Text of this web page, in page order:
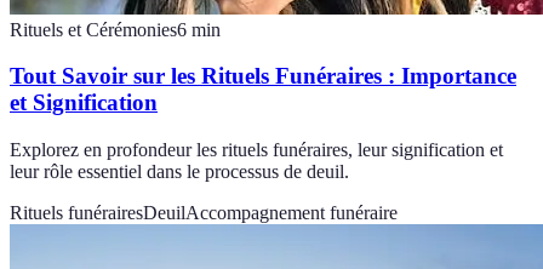
Rituels et Cérémonies6 min
Tout Savoir sur les Rituels Funéraires : Importance
et Signification
Explorez en profondeur les rituels funéraires, leur signification et
leur rôle essentiel dans le processus de deuil.
Rituels funérairesDeuilAccompagnement funéraire